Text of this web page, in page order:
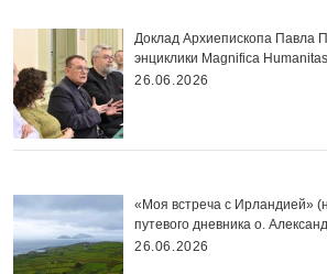
Доклад Архиепископа Павла
энциклики Magnifica
26.06.2026
«Моя встреча с Ирландией»
путевого дневника о.
26.06.2026